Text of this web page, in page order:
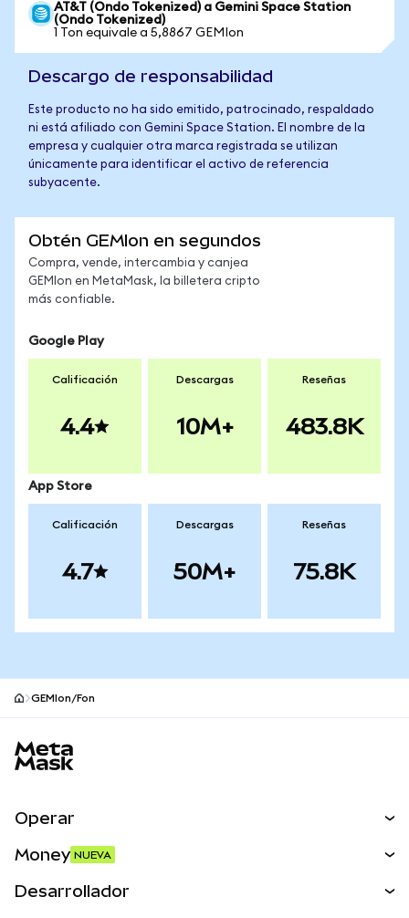
AT&T (Ondo Tokenized) a Gemini Space Station
(Ondo Tokenized)
1 Ton equivale a 5,8867 GEMIon
Descargo de responsabilidad
Este producto no ha sido emitido, patrocinado, respaldado
ni está afiliado con Gemini Space Station. El nombre de la
empresa y cualquier otra marca registrada se utilizan
únicamente para identificar el activo de referencia
subyacente.
Obtén GEMIon en segundos
Compra, vende, intercambia y canjea
GEMIon en MetaMask, la billetera cripto
más confiable.
Google Play
Calificación
4.4
Descargas
10M+
Reseñas
483.8K
App Store
Calificación
4.7
Descargas
50M+
Reseñas
75.8K
GEMIon/Fon
Operar
Money NUEVA
Desarrollador